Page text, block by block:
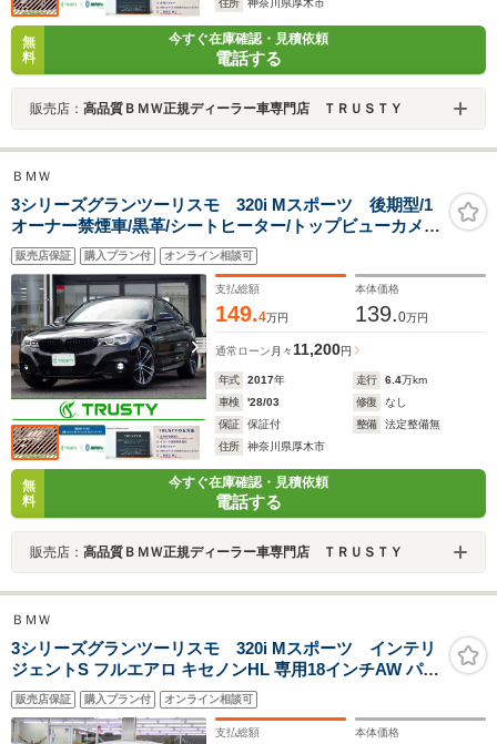
住所 神奈川県厚木市
無
料
今すぐ在庫確認・見積依頼
電話する
販売店： 高品質ＢＭＷ正規ディーラー車専門店 ＴＲＵＳＴＹ
ＢＭＷ
3シリーズグランツーリスモ 320i Mスポーツ 後期型/1
オーナー禁煙車/黒革/シートヒーター/トップビューカメ
ラ/LEDヘッドライト/アクティブクルーズコントロール/レ
ーンチェンジウォーニング/インテリセーフ/電動リアゲー
ト/パドルシフト/ディーラー整備歴7回
販売店保証 購入プラン付 オンライン相談可
支払総額
149.4万円
本体価格
139.0万円
通常ローン 月々11,200円
年式 2017年 走行 6.4万km
車検
'28/03 修復
なし
保証
保証付 整備
法定整備無
住所
神奈川県厚木市
無
料
今すぐ在庫確認・見積依頼
電話する
販売店： 高品質ＢＭＷ正規ディーラー車専門店 ＴＲＵＳＴＹ
ＢＭＷ
3シリーズグランツーリスモ 320i Mスポーツ インテリ
ジェントS フルエアロ キセノンHL 専用18インチAW パワ
ーRゲート メモリーパワーシート マルチステア パドルシ
フト Bカメラ Rパークセンサー コンフォートアクセス ミ
ラーETC アルカンターラスポーツシート
販売店保証 購入プラン付 オンライン相談可
支払総額 本体価格